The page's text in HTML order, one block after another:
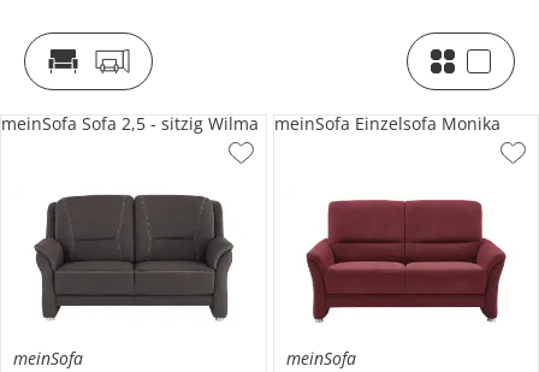
meinSofa
meinSofa Sofa 2,5 - sitzig Wilma
meinSofa
meinSofa Einzelsofa Monika